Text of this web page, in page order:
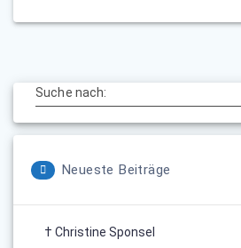
Suche nach:
Neueste Beiträge
† Christine Sponsel